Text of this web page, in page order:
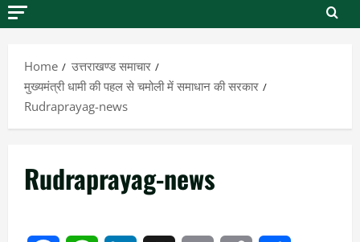
Home
उत्तराखण्ड समाचार
मुख्यमंत्री धामी की पहल से चमोली में समाधान की सरकार
Rudraprayag-news
Rudraprayag-news